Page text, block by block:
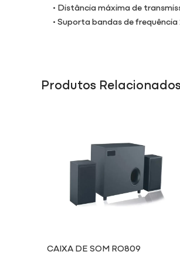
• Distância máxima de
• Suporta bandas de
Produtos
CAIXA DE SOM RO809